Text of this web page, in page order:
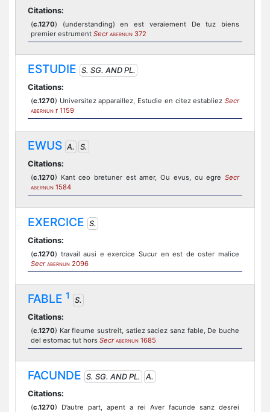
Citations:
(c.1270) (understanding) en est veraiement De tuz biens
premier estrument Secr ABERNUN 372
ESTUDIE S. SG. AND PL.
Citations:
(c.1270) Universitez apparaillez, Estudie en citez establiez Secr
ABERNUN r 1159
EWUS A.
S.
Citations:
(c.1270) Kant ceo bretuner est amer, Ou evus, ou egre Secr
ABERNUN 1584
EXERCICE S.
Citations:
(c.1270) travail ausi e exercice Sucur en est de oster malice
Secr ABERNUN 2096
FABLE 1
S.
Citations:
(c.1270) Kar fleume sustreit, satiez saciez sanz fable, De buche
del estomac tut hors Secr ABERNUN 1685
FACUNDE S. SG. AND PL.
A.
Citations:
(c.1270) D’autre part, apent a rei Aver facunde sanz desrei